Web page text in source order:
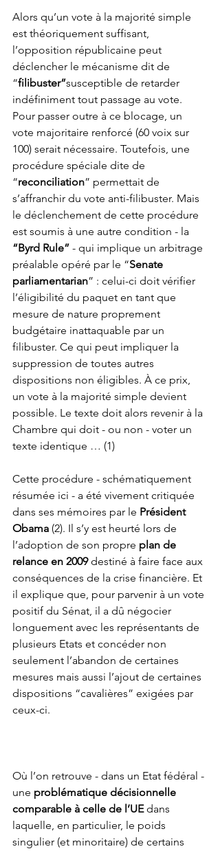
Alors qu’un vote à la majorité simple
est théoriquement suffisant,
l’opposition républicaine peut
déclencher le mécanisme dit de
“filibuster”susceptible de retarder
indéfiniment tout passage au vote.
Pour passer outre à ce blocage, un
vote majoritaire renforcé (60 voix sur
100) serait nécessaire. Toutefois, une
procédure spéciale dite de
“reconciliation” permettait de
s’affranchir du vote anti-filibuster. Mais
le déclenchement de cette procédure
est soumis à une autre condition - la
“Byrd Rule” - qui implique un arbitrage
préalable opéré par le “Senate
parliamentarian” : celui-ci doit vérifier
l’éligibilité du paquet en tant que
mesure de nature proprement
budgétaire inattaquable par un
filibuster. Ce qui peut impliquer la
suppression de toutes autres
dispositions non éligibles. À ce prix,
un vote à la majorité simple devient
possible. Le texte doit alors revenir à la
Chambre qui doit - ou non - voter un
texte identique … (1)
Cette procédure - schématiquement
résumée ici - a été vivement critiquée
dans ses mémoires par le Président
Obama (2). Il s’y est heurté lors de
l’adoption de son propre plan de
relance en 2009 destiné à faire face aux
conséquences de la crise financière. Et
il explique que, pour parvenir à un vote
positif du Sénat, il a dû négocier
longuement avec les représentants de
plusieurs Etats et concéder non
seulement l’abandon de certaines
mesures mais aussi l’ajout de certaines
dispositions “cavalières” exigées par
ceux-ci.
Où l’on retrouve - dans un Etat fédéral -
une problématique décisionnelle
comparable à celle de l’UE dans
laquelle, en particulier, le poids
singulier (et minoritaire) de certains